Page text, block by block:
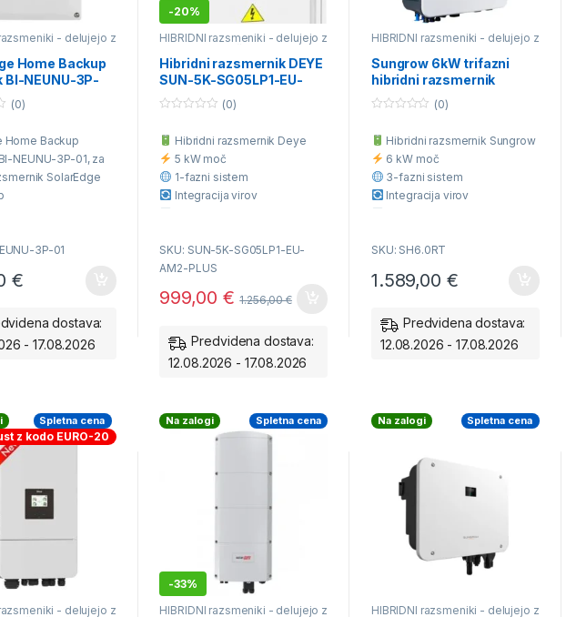
- delujejo z
Home Backup
BI-NEUNU-3P-
SolarEdge
razsmernik
(0)
Home Backup
NEUNU-3P-01, za
SolarEdge
3P-01
€
dostava:
- 17.08.2026
-20%
HIBRIDNI razsmeniki - delujejo z
Mrežni ON-GRID
Razsmerniki,Otočni OFF-GRID
Razsmerniki
Hibridni razsmernik DEYE
SUN-5K-SG05LP1-EU-
AM2-PLUS 5KW-1FAZNI-
LV
u
o
f
5
(0)
Hibridni razsmernik Deye
5 kW moč
1-fazni sistem
Integracija virov
SKU: SUN-5K-SG05LP1-EU-
AM2-PLUS
999,00 € 1.256,00€
Predvidena dostava:
12.08.2026 - 17.08.2026
HIBRIDNI razsmeniki - delujejo z
Sungrow 6kW trifazni
hibridni razsmernik
SH6.0RT za stanovanjsko
uporabo
o
f
5
(0)
Hibridni razsmernik Sungrow
6 kW moč
3-fazni sistem
Integracija virov
Deluje z ali brez baterij
SKU: SH6.0RT
1.589,00 €
Predvidena dostava:
12.08.2026 - 17.08.2026
Spletna cena
z kodo EURO-20
- delujejo z
Na zalogi
-33%
Spletna cena
HIBRIDNI razsmeniki - delujejo z
Na zalogi Spletna cena
HIBRIDNI razsmeniki - delujejo z